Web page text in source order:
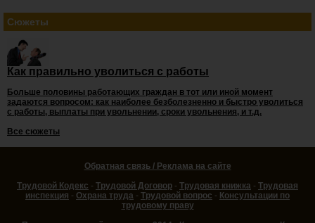
Сюжеты
Как правильно уволиться с работы
Больше половины работающих граждан в тот или иной момент
задаются вопросом: как наиболее безболезненно и быстро уволиться
с работы, выплаты при увольнении, сроки увольнения, и т.д.
Все сюжеты
Обратная связь / Реклама на сайте
Трудовой Кодекс - Трудовой Договор - Трудовая книжка - Трудовая
инспекция - Охрана труда - Трудовой вопрос - Консультации по
трудовому праву